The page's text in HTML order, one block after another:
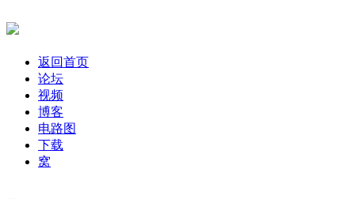
返回首页
论坛
视频
博客
电路图
下载
窝